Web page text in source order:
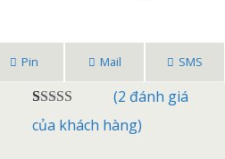
Pin Mail SMS
4.50
trên 5
dựa trên
(2 đánh giá
của khách hàng)